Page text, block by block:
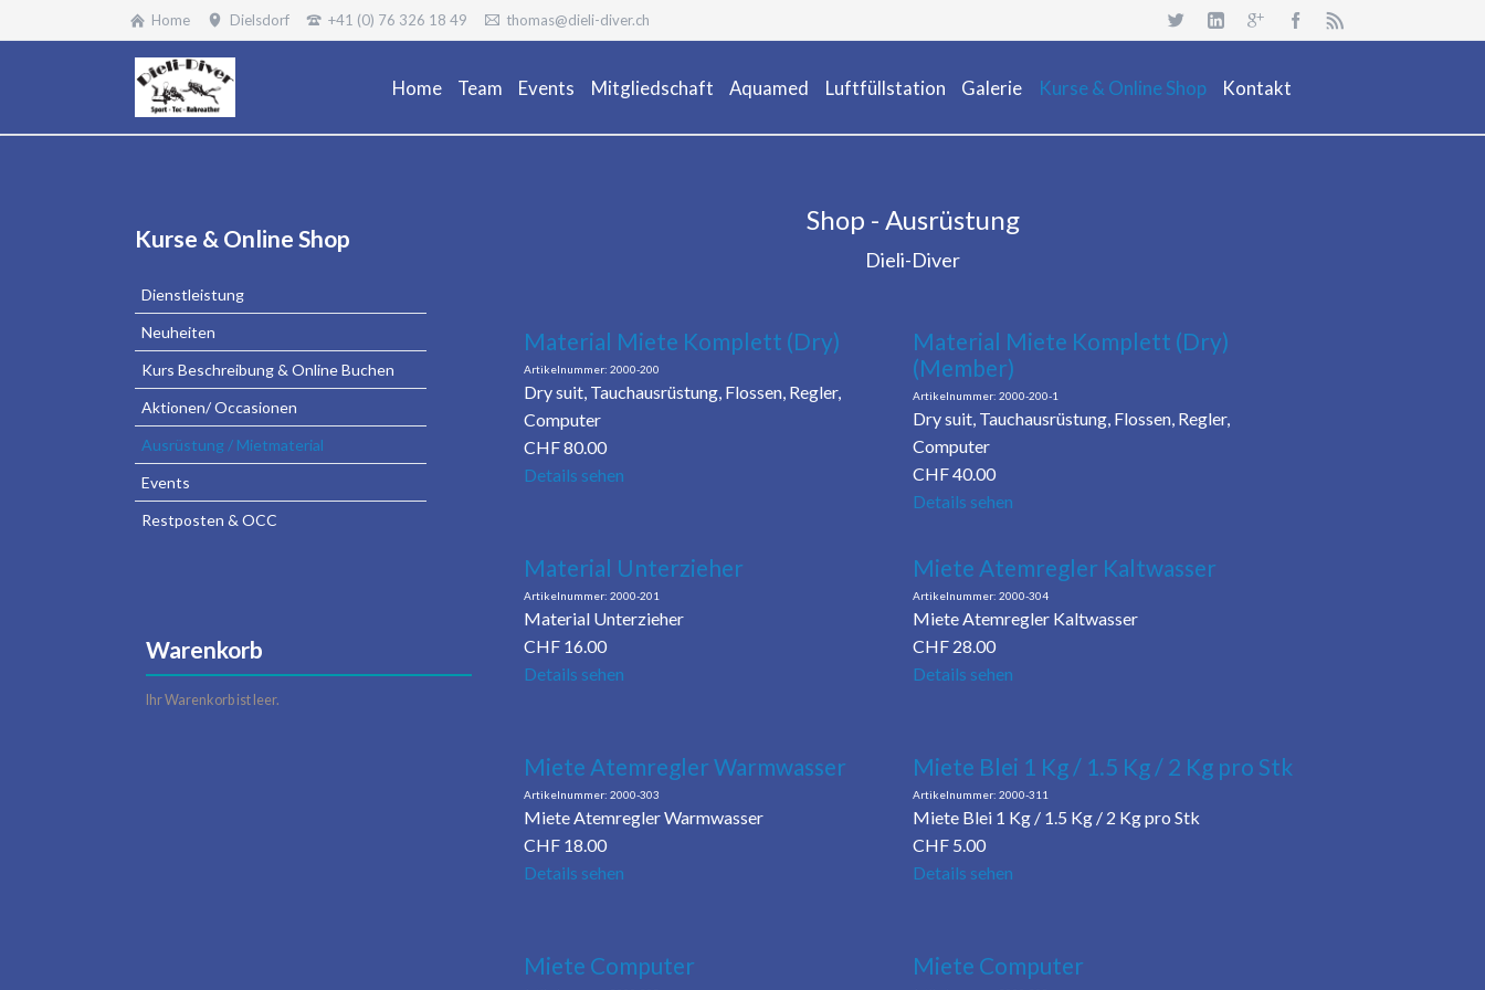
Home Dielsdorf +41 (0) 76 326 18 49 thomas@dieli-diver.ch
Home Team Events Mitgliedschaft Aquamed Luftfüllstation Galerie Kurse & Online Shop Kontakt
Shop - Ausrüstung
Dieli-Diver
Material Miete Komplett (Dry)
2000-200
Dry suit, Tauchausrüstung, Flossen, Regler,
Computer
CHF80.00
Details sehen
Material Miete Komplett (Dry)
(Member)
2000-200-1
Dry suit, Tauchausrüstung, Flossen, Regler,
Computer
CHF40.00
Details sehen
Material Unterzieher
2000-201
Material Unterzieher
CHF 16.00
Details sehen
Miete Atemregler Kaltwasser
2000-304
Miete Atemregler Kaltwasser
CHF 28.00
Details sehen
Miete Atemregler Warmwasser
2000-303
Miete Atemregler Warmwasser
CHF 18.00
Details sehen
Miete Blei 1 Kg / 1.5 Kg / 2 Kg pro Stk
2000-311
Miete Blei 1 Kg / 1.5 Kg / 2 Kg pro Stk
CHF 5.00
Details sehen
Miete Computer Miete Computer
Navigation
Kurse & Online Shop
Dienstleistung
Neuheiten
Kurs Beschreibung & Online Buchen
Aktionen/ Occasionen
Ausrüstung / Mietmaterial
Events
Restposten & OCC
Warenkorb
Ihr Warenkorb ist leer.